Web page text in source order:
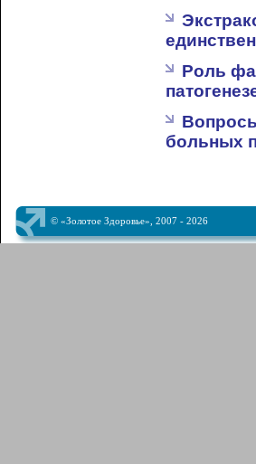
Роль
больных
© «Золотое Здоровье», 2007 - 2026